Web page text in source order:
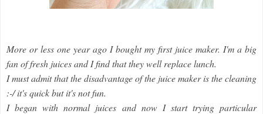
More or less one year ago I bought my first juice maker. I'm a big
fan of fresh juices and I find that they well replace lunch.
I must admit that the disadvantage of the juice maker is the cleaning
:-/ it's quick but it's not fun.
I began with normal juices and now I start trying particular